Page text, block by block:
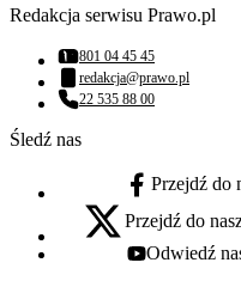
Redakcja serwisu Prawo.pl
Numer telefonu:
801 04 45 45
Adres email:
redakcja@prawo.pl
Numer telefonu:
22 535 88 00
Śledź nas
facebook - otwiera
Przejdź do
x - otwiera się w nowej
Przejdź do
youtube - otwiera
Odwiedź